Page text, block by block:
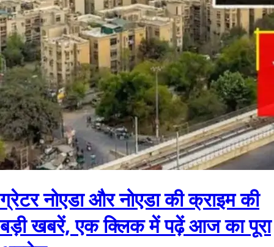
ग्रेटर नोएडा और नोएडा की क्राइम की
बड़ी खबरें, एक क्लिक में पढ़ें आज का पूरा